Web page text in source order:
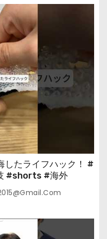
したライフハック！ #
#shorts #海外